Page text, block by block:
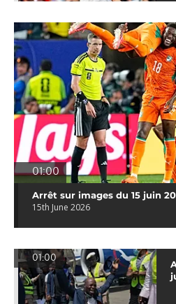
01:00
Arrêt sur images du 15 juin
15th June 2026
01:00